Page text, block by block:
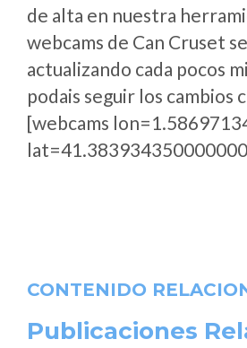
de alta en nuestra
webcams de Can Cruset
actualizando cada pocos
podais seguir los cambios
[webcams
CONTENIDO
Publicaciones